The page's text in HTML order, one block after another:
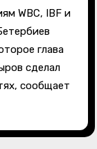
глава
сделал
сообщает